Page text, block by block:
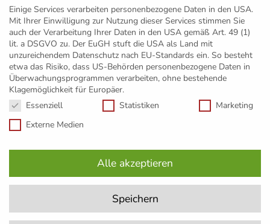
Wir setzen Maßstäbe in Nachhaltigkeit: seit
2011 sind alle Projekte der GED Wohnbau
klimaaktiv-zertifiziert, zahlreiche davon mit
dem Gold-Standard ausgezeichnet.
Einige Services verarbeiten personenbezogene Daten in den USA.
Mit Ihrer Einwilligung zur Nutzung dieser Services stimmen Sie
auch der Verarbeitung Ihrer Daten in den USA gemäß Art. 49 (1)
lit. a DSGVO zu. Der EuGH stuft die USA als Land mit
unzureichendem Datenschutz nach EU-Standards ein. So besteht
etwa das Risiko, dass US-Behörden personenbezogene Daten in
Überwachungsprogrammen verarbeiten, ohne bestehende
Klagemöglichkeit für Europäer.
Datenschutzeinstellungen
Essenziell Statistiken
Marketing
Externe Medien
Alle akzeptieren
Speichern